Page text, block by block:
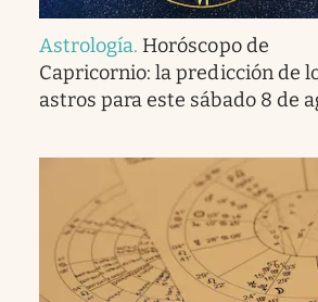
Astrología. Horóscopo de
Capricornio: la predicción de
astros para este sábado 8 de